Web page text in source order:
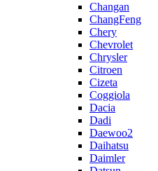
Changan
ChangFeng
Chery
Chevrolet
Chrysler
Citroen
Cizeta
Coggiola
Dacia
Dadi
Daewoo2
Daihatsu
Daimler